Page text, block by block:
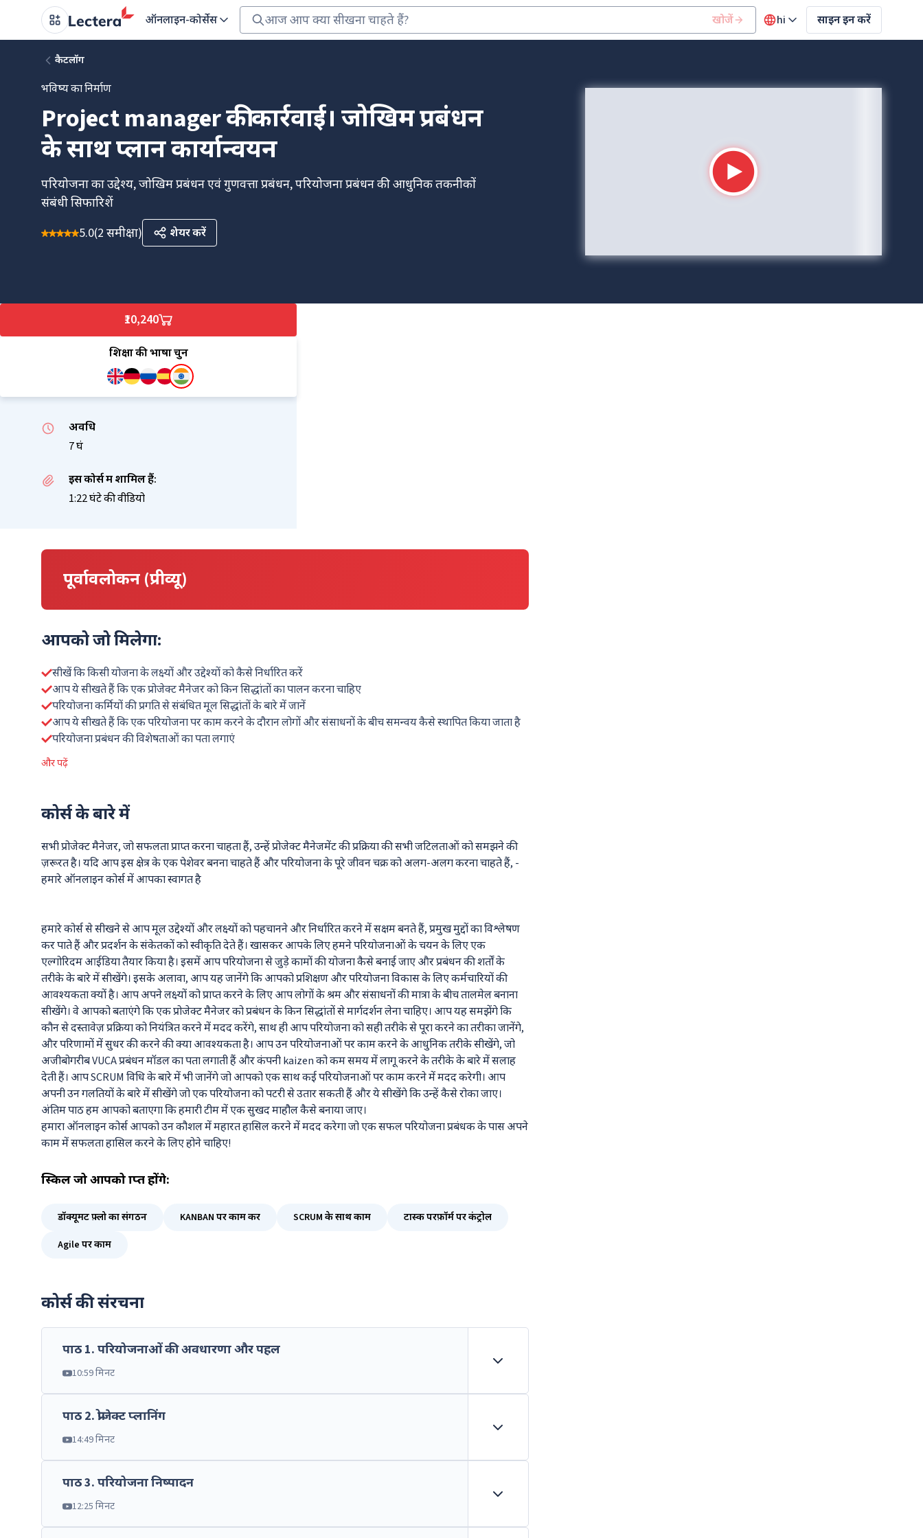
ऑनलाइन-कोर्सेस खोजें hi साइन इन करें
कैटलॉग
भविष्य का निर्माण
Project manager की कार्रवाई। जोखिम प्रबंधन
के साथ प्लान कार्यान्वयन
परियोजना का उद्देश्य, जोखिम प्रबंधन एवं गुणवत्ता प्रबंधन, परियोजना प्रबंधन की आधुनिक तकनीकों
संबंधी सिफारिशें
5.0(2 समीक्षा) शेयर करें
₹10,240
शिक्षा की भाषा चुनें
अवधि
7 घं
इस कोर्स में शामिल हैं:
1:22 घंटे की वीडियो
पूर्वावलोकन (प्रीव्यू)
आपको जो मिलेगा:
सीखें कि किसी योजना के लक्ष्यों और उद्देश्यों को कैसे निर्धारित करें
आप ये सीखते हैं कि एक प्रोजेक्ट मैनेजर को किन सिद्धांतों का पालन करना चाहिए
परियोजना कर्मियों की प्रगति से संबंधित मूल सिद्धांतों के बारे में जानें
आप ये सीखते हैं कि एक परियोजना पर काम करने के दौरान लोगों और संसाधनों के बीच समन्वय कैसे स्थापित किया जाता है
परियोजना प्रबंधन की विशेषताओं का पता लगाएं
और पढ़ें
कोर्सके बारे में
सभी प्रोजेक्ट मैनेजर, जो सफलता प्राप्त करना चाहता हैं, उन्हें प्रोजेक्ट मैनेजमेंट की प्रक्रिया की सभी जटिलताओं को समझने की
ज़रूरत है। यदि आप इस क्षेत्र के एक पेशेवर बनना चाहते हैं और परियोजना के पूरे जीवन चक्र को अलग-अलग करना चाहते हैं, -
हमारे ऑनलाइन कोर्स में आपका स्वागत है
हमारे कोर्स से सीखने से आप मूल उद्देश्यों और लक्ष्यों को पहचानने और निर्धारित करने में सक्षम बनते हैं, प्रमुख मुद्दों का विश्लेषण
कर पाते हैं और प्रदर्शन के संकेतकों को स्वीकृति देते हैं। खासकर आपके लिए हमने परियोजनाओं के चयन के लिए एक
एल्गोरिदम आईडिया तैयार किया है। इसमें आप परियोजना से जुड़े कामों की योजना कैसे बनाई जाए और प्रबंधन की शर्तों के
तरीके के बारे में सीखेंगे। इसके अलावा, आप यह जानेंगे कि आपको प्रशिक्षण और परियोजना विकास के लिए कर्मचारियों की
आवश्यकता क्यों है। आप अपने लक्ष्यों को प्राप्त करने के लिए आप लोगों के श्रम और संसाधनों की मात्रा के बीच तालमेल बनाना
सीखेंगे। वे आपको बताएंगे कि एक प्रोजेक्ट मैनेजर को प्रबंधन के किन सिद्धांतों से मार्गदर्शन लेना चाहिए। आप यह समझेंगे कि
कौन से दस्तावेज़ प्रक्रिया को नियंत्रित करने में मदद करेंगे, साथ ही आप परियोजना को सही तरीके से पूरा करने का तरीका जानेंगे,
और परिणामों में सुधर की करने की क्या आवश्यकता है। आप उन परियोजनाओं पर काम करने के आधुनिक तरीके सीखेंगे, जो
अजीबोगरीब VUCA प्रबंधन मॉडल का पता लगाती हैं और कंपनी kaizen को कम समय में लागू करने के तरीके के बारे में सलाह
देती हैं। आप SCRUM विधि के बारे में भी जानेंगे जो आपको एक साथ कई परियोजनाओं पर काम करने में मदद करेगी। आप
अपनी उन गलतियों के बारे में सीखेंगे जो एक परियोजना को पटरी से उतार सकती हैं और ये सीखेंगे कि उन्हें कैसे रोका जाए।
अंतिम पाठ हम आपको बताएगा कि हमारी टीम में एक सुखद माहौल कैसे बनाया जाए।
हमारा ऑनलाइन कोर्स आपको उन कौशल में महारत हासिल करने में मदद करेगा जो एक सफल परियोजना प्रबंधक के पास अपने
काम में सफलता हासिल करने के लिए होने चाहिए!
स्किलजो आपको प्राप्त होंगे:
डॉक्यूमेंट फ़्लो का संगठन KANBAN पर काम करें SCRUM के साथ काम
टास्क परफ़ॉर्म पर कंट्रोल
Agile पर काम
कोर्स की संरचना
पाठ 1. परियोजनाओं की अवधारणा और पहल
10:59 मिनट
पाठ 2.प्रोजेक्ट प्लानिंग
14:49 मिनट
पाठ3. परियोजना निष्पादन
12:25 मिनट